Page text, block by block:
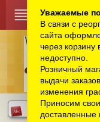
Уважаемые
В связи с
сайта
через корзину
недоступно.
Розничный
выдачи
изменения
Приносим
доставленные